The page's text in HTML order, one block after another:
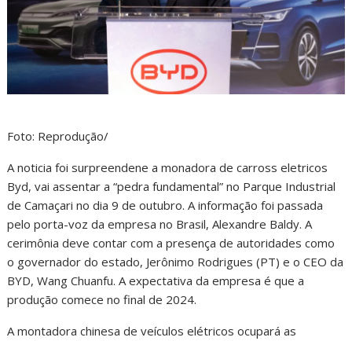
Foto: Reprodução/
A noticia foi surpreendene a monadora de carross eletricos
Byd, vai assentar a “pedra fundamental” no Parque Industrial
de Camaçari no dia 9 de outubro. A informação foi passada
pelo porta-voz da empresa no Brasil, Alexandre Baldy. A
cerimônia deve contar com a presença de autoridades como
o governador do estado, Jerônimo Rodrigues (PT) e o CEO da
BYD, Wang Chuanfu. A expectativa da empresa é que a
produção comece no final de 2024.
A montadora chinesa de veículos elétricos ocupará as